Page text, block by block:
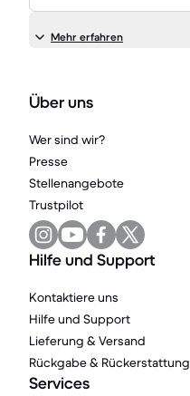
Mehr erfahren
Über uns
Wer sind wir?
Presse
Stellenangebote
Trustpilot
Hilfe und Support
Kontaktiere uns
Hilfe und Support
Lieferung & Versand
Rückgabe & Rückerstattung
Services